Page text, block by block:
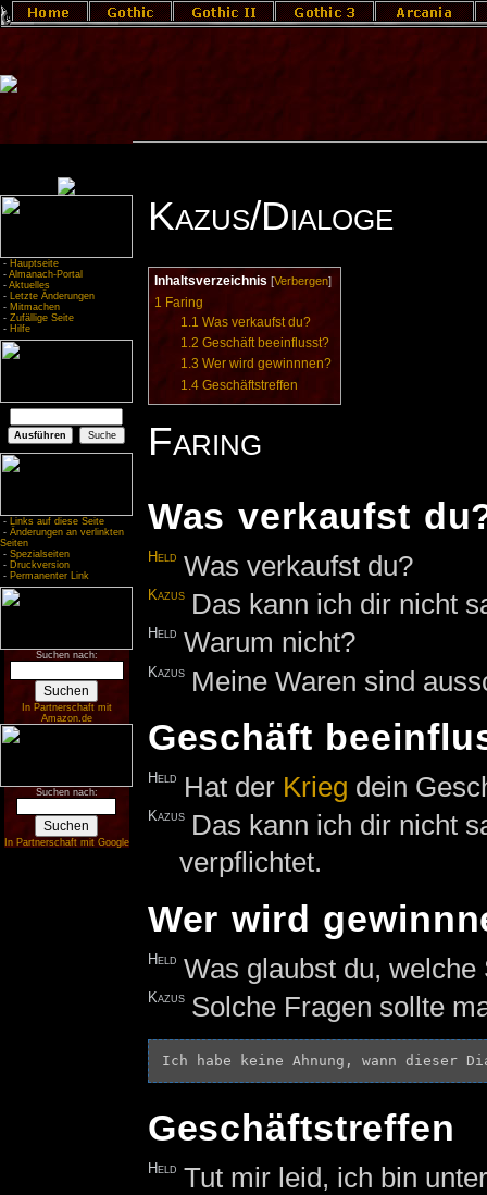
- Hauptseite
- Almanach-Portal
- Aktuelles
- Letzte Änderungen
- Mitmachen
- Zufällige Seite
- Hilfe
- Links auf diese Seite
- Änderungen an verlinkten
Seiten
- Spezialseiten
- Druckversion
- Permanenter Link
Suchen nach:
In Partnerschaft mit
Amazon.de
Suchen nach:
In Partnerschaft mit Google
Kazus/Dialoge
Inhaltsverzeichnis [Verbergen]
1 Faring
1.1 Was verkaufst du?
1.2 Geschäft beeinflusst?
1.3 Wer wird gewinnnen?
1.4 Geschäftstreffen
Faring
Was verkaufst
Held Was verkaufst du?
Kazus Das kann ich dir nicht
Held Warum nicht?
Kazus Meine Waren sind
Geschäft
Held Hat der Krieg dein
Kazus Das kann ich dir nicht
verpflichtet.
Wer wird
Held Was glaubst du,
Kazus Solche Fragen sollte
Geschäftstreffen
Held Tut mir leid, ich bin